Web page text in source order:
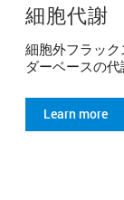
細胞代謝
細胞外フラッ
ダーベースの
Learn more